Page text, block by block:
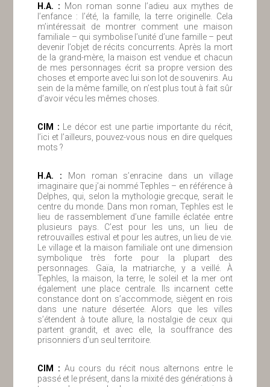
H.A. : Mon roman sonne l’adieu aux mythes de
l’enfance : l’été, la famille, la terre originelle. Cela
m’intéressait de montrer comment une maison
familiale – qui symbolise l’unité d’une famille – peut
devenir l’objet de récits concurrents. Après la mort
de la grand-mère, la maison est vendue et chacun
de mes personnages écrit sa propre version des
choses et emporte avec lui son lot de souvenirs. Au
sein de la même famille, on n’est plus tout à fait sûr
d’avoir vécu les mêmes choses.
ClM :
Le décor est une partie importante du récit,
l’ici et l’ailleurs, pouvez-vous nous en dire quelques
mots ?
H.A. : Mon roman s’enracine dans un village
imaginaire que j’ai nommé Tephles – en référence à
Delphes, qui, selon la mythologie grecque, serait le
centre du monde. Dans mon roman, Tephles est le
lieu de rassemblement d’une famille éclatée entre
plusieurs pays. C’est pour les uns, un lieu de
retrouvailles estival et pour les autres, un lieu de vie.
Le village et la maison familiale ont une dimension
symbolique très forte pour la plupart des
personnages. Gaïa, la matriarche, y a veillé. À
Tephles, la maison, la terre, le soleil et la mer ont
également une place centrale. Ils incarnent cette
constance dont on s’accommode, siègent en rois
dans une nature désertée. Alors que les villes
s’étendent à toute allure, la nostalgie de ceux qui
partent grandit, et avec elle, la souffrance des
prisonniers d’un seul territoire.
ClM : Au cours du récit nous alternons entre le
passé et le présent, dans la mixité des générations à